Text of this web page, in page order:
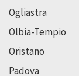
Ogliastra
Olbia-Tempio
Oristano
Padova